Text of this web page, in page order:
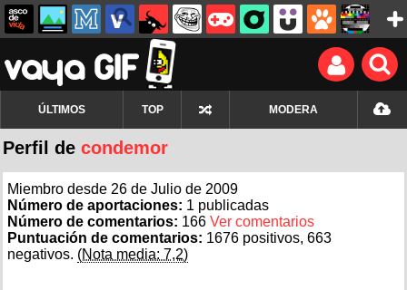
ÚLTIMOS TOP MODERA
Perfil de condemor
Miembro desde 26 de Julio de 2009
Número de aportaciones: 1 publicadas
Número de comentarios: 166 Ver comentarios
Puntuación de comentarios: 1676 positivos, 663
negativos. (Nota media: 7,2)